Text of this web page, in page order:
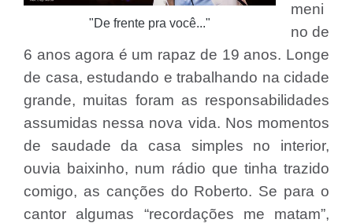
"De frente pra você..."
meni
no de
6 anos agora é um rapaz de 19 anos. Longe
de casa, estudando e trabalhando na cidade
grande, muitas foram as responsabilidades
assumidas nessa nova vida. Nos momentos
de saudade da casa simples no interior,
ouvia baixinho, num rádio que tinha trazido
comigo, as canções do Roberto. Se para o
cantor algumas “recordações me matam”,